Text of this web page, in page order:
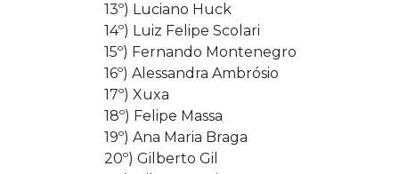
13º) Luciano Huck
14º) Luiz Felipe Scolari
15º) Fernando Montenegro
16º) Alessandra Ambrósio
17º) Xuxa
18º) Felipe Massa
19º) Ana Maria Braga
20º) Gilberto Gil